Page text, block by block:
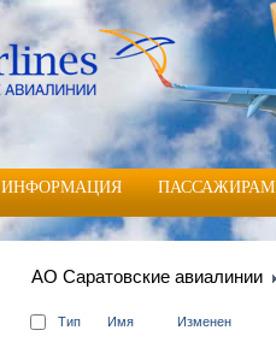
ИНФОРМАЦИЯ ПАССАЖИРАМ
АО Саратовские авиалинии
Тип Имя Изменен